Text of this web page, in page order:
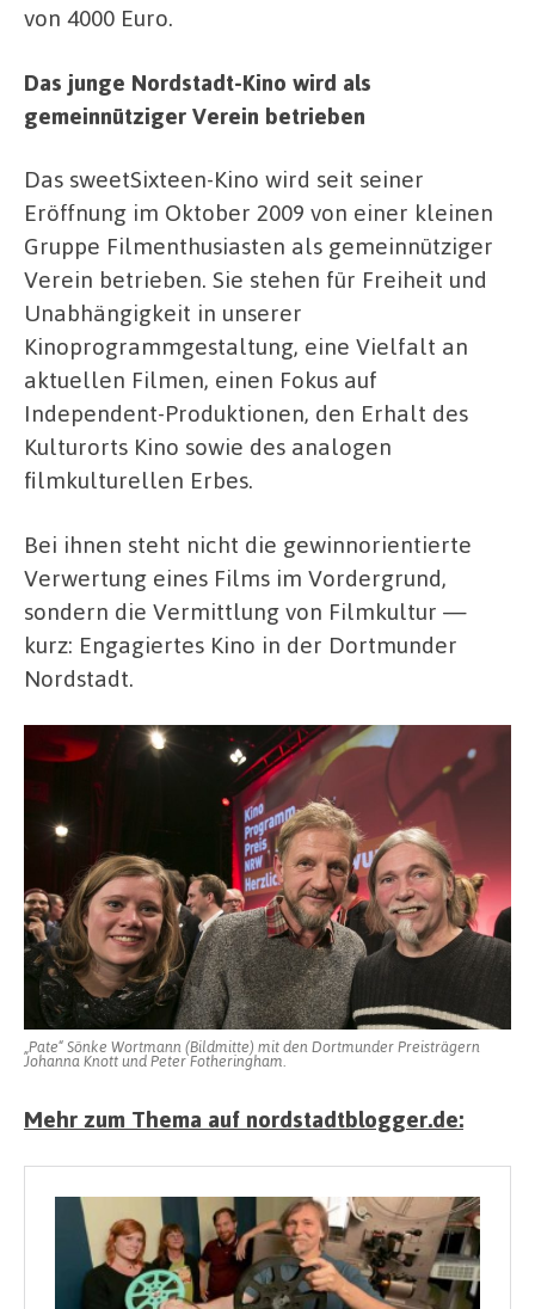
von 4000 Euro.
Das junge Nordstadt-Kino wird als
gemeinnütziger Verein betrieben
Das sweetSixteen-Kino wird seit seiner
Eröffnung im Oktober 2009 von einer kleinen
Gruppe Filmenthusiasten als gemeinnütziger
Verein betrieben. Sie stehen für Freiheit und
Unabhängigkeit in unserer
Kinoprogrammgestaltung, eine Vielfalt an
aktuellen Filmen, einen Fokus auf
Independent-Produktionen, den Erhalt des
Kulturorts Kino sowie des analogen
filmkulturellen Erbes.
Bei ihnen steht nicht die gewinnorientierte
Verwertung eines Films im Vordergrund,
sondern die Vermittlung von Filmkultur —
kurz: Engagiertes Kino in der Dortmunder
Nordstadt.
„Pate“ Sönke Wortmann (Bildmitte) mit den Dortmunder Preisträgern
Johanna Knott und Peter Fotheringham.
Mehr zum Thema auf nordstadtblogger.de: